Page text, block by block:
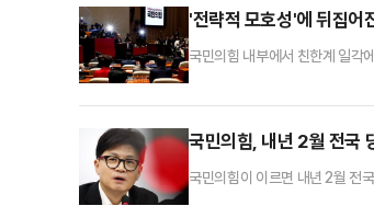
'전략적 모호성'에 뒤집
국민의힘 내부에서 친한계 일각
야 한단 친한(친한동훈)계의 의
국민의힘, 내년 2월 전국
국민의힘이 이르면 내년 2월 전